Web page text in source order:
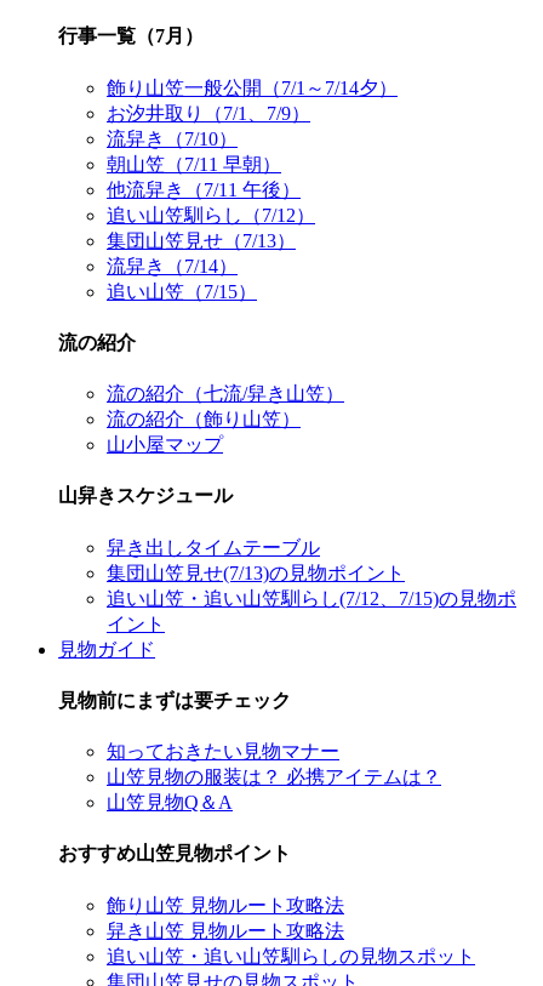
行事一覧（7月）
飾り山笠一般公開（7/1～7/14夕）
お汐井取り（7/1、7/9）
流舁き（7/10）
朝山笠（7/11 早朝）
他流舁き（7/11 午後）
追い山笠馴らし（7/12）
集団山笠見せ（7/13）
流舁き（7/14）
追い山笠（7/15）
流の紹介
流の紹介（七流/舁き山笠）
流の紹介（飾り山笠）
山小屋マップ
山舁きスケジュール
舁き出しタイムテーブル
集団山笠見せ(7/13)の見物ポイント
追い山笠・追い山笠馴らし(7/12、7/15)の見物ポ
イント
見物ガイド
見物前にまずは要チェック
知っておきたい見物マナー
山笠見物の服装は？ 必携アイテムは？
山笠見物Q＆A
おすすめ山笠見物ポイント
飾り山笠 見物ルート攻略法
舁き山笠 見物ルート攻略法
追い山笠・追い山笠馴らしの見物スポット
集団山笠見せの見物スポット